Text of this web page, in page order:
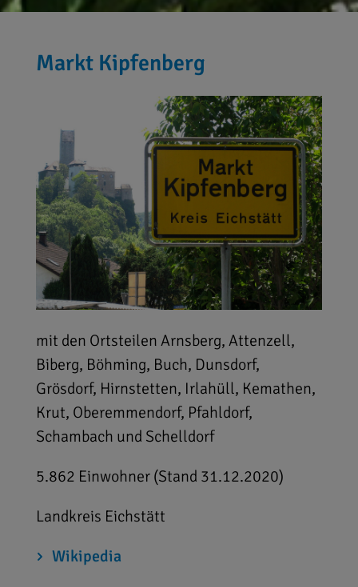
Markt Kipfenberg
mit den Ortsteilen Arnsberg, Attenzell,
Biberg, Böhming, Buch, Dunsdorf,
Grösdorf, Hirnstetten, Irlahüll, Kemathen,
Krut, Oberemmendorf, Pfahldorf,
Schambach und Schelldorf
5.862 Einwohner (Stand 31.12.2020)
Landkreis Eichstätt
Wikipedia